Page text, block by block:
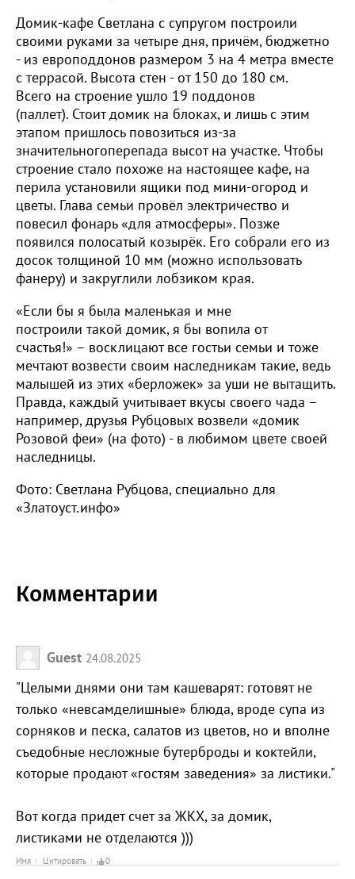
Домик-кафе Светлана с супругом построили
своими руками за четыре дня, причём, бюджетно
- из европоддонов размером 3 на 4 метра вместе
с террасой. Высота стен - от 150 до 180 см.
Всего на строение ушло 19 поддонов
(паллет). Стоит домик на блоках, и лишь с этим
этапом пришлось повозиться из-за
значительногоперепада высот на участке. Чтобы
строение стало похоже на настоящее кафе, на
перила установили ящики под мини-огород и
цветы. Глава семьи провёл электричество и
повесил фонарь «для атмосферы». Позже
появился полосатый козырёк. Его собрали его из
досок толщиной 10 мм (можно использовать
фанеру) и закруглили лобзиком края.
«Если бы я была маленькая и мне
построили такой домик, я бы вопила от
счастья!» – восклицают все гостьи семьи и тоже
мечтают возвести своим наследникам такие, ведь
малышей из этих «берложек» за уши не вытащить.
Правда, каждый учитывает вкусы своего чада –
например, друзья Рубцовых возвели «домик
Розовой феи» (на фото) - в любимом цвете своей
наследницы.
Фото: Светлана Рубцова, специально для
«Златоуст.инфо»
Комментарии
Guest 24.08.2025
"Целыми днями они там кашеварят: готовят не
только «невсамделишные» блюда, вроде супа из
сорняков и песка, салатов из цветов, но и вполне
съедобные несложные бутерброды и коктейли,
которые продают «гостям заведения» за листики."
Вот когда придет счет за ЖКХ, за домик,
листиками не отделаются )))
Имя Цитировать 0